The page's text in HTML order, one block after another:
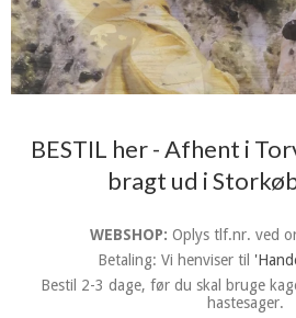
BESTIL her - Afhent i
bragt ud i
WEBSHOP: Oplys tlf.nr. ved
Betaling: Vi henviser til
Bestil 2-3 dage, før du skal bruge
hastesager.